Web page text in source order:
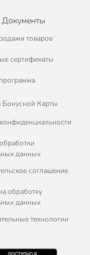
Документы
товаров
сертификаты
Бонусной Карты
данных
соглашение
обработку
данных
технологии